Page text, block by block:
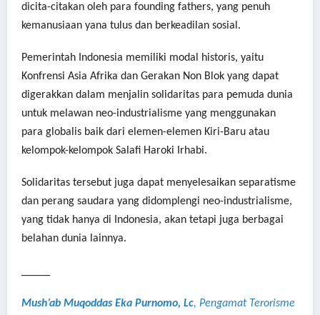
dicita-citakan oleh para founding fathers, yang penuh
kemanusiaan yana tulus dan berkeadilan sosial.
Pemerintah Indonesia memiliki modal historis, yaitu
Konfrensi Asia Afrika dan Gerakan Non Blok yang dapat
digerakkan dalam menjalin solidaritas para pemuda dunia
untuk melawan neo-industrialisme yang menggunakan
para globalis baik dari elemen-elemen Kiri-Baru atau
kelompok-kelompok Salafi Haroki Irhabi.
Solidaritas tersebut juga dapat menyelesaikan separatisme
dan perang saudara yang didomplengi neo-industrialisme,
yang tidak hanya di Indonesia, akan tetapi juga berbagai
belahan dunia lainnya.
Mush’ab Muqoddas Eka Purnomo, Lc, Pengamat Terorisme